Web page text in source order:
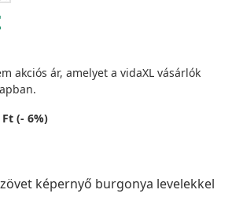
akciós ár, amelyet a vidaXL vásárlók
(- 6%)
képernyő burgonya levelekkel